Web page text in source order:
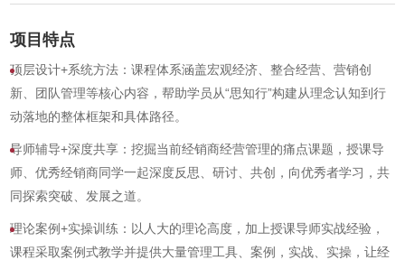
项目特点
顶层设计+系统方法：课程体系涵盖宏观经济、整合经营、营销创
新、团队管理等核心内容，帮助学员从“思知行”构建从理念认知到行
动落地的整体框架和具体路径。
导师辅导+深度共享：挖掘当前经销商经营管理的痛点课题，授课导
师、优秀经销商同学一起深度反思、研讨、共创，向优秀者学习，共
同探索突破、发展之道。
理论案例+实操训练：以人大的理论高度，加上授课导师实战经验，
课程采取案例式教学并提供大量管理工具、案例，实战、实操，让经